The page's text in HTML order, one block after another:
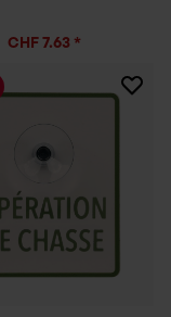
CHF 7.63 *